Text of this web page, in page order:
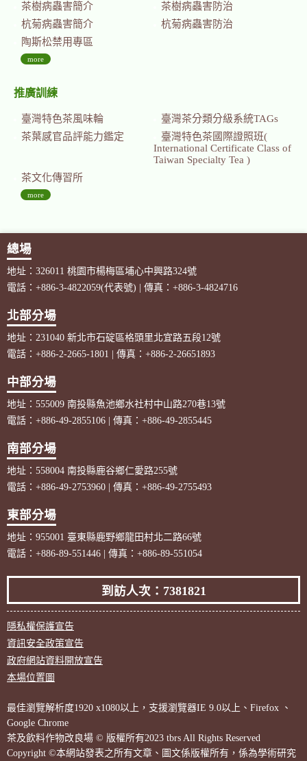
茶樹病蟲害簡介
茶樹病蟲害防治
杭菊病蟲害簡介
杭菊病蟲害防治
陶斯松禁用專區
more
推廣訓練
臺灣特色茶風味輪
臺灣茶分類分級系統TAGs
茶葉感官品評能力鑑定
臺灣特色茶國際證照班(
International Certificate Class of
Taiwan Specialty Tea )
茶文化傳習所
more
總場
地址：326011 桃園市楊梅區埔心中興路324號
電話：+886-3-4822059(代表號) | 傳真：+886-3-4824716
北部分場
地址：231040 新北市石碇區格頭里北宜路五段12號
電話：+886-2-2665-1801 | 傳真：+886-2-26651893
中部分場
地址：555009 南投縣魚池鄉水社村中山路270巷13號
電話：+886-49-2855106 | 傳真：+886-49-2855445
南部分場
地址：558004 南投縣鹿谷鄉仁愛路255號
電話：+886-49-2753960 | 傳真：+886-49-2755493
東部分場
地址：955001 臺東縣鹿野鄉龍田村北二路66號
電話：+886-89-551446 | 傳真：+886-89-551054
到訪人次：7381821
隱私權保護宣告
資訊安全政策宣告
政府網站資料開放宣告
本場位置圖
最佳瀏覽解析度1920 x1080以上，支援瀏覽器IE 9.0以上、Firefox 、
Google Chrome
茶及飲料作物改良場 © 版權所有2023 tbrs All Rights Reserved
Copyright ©本網站發表之所有文章、圖文係版權所有，係為學術研究